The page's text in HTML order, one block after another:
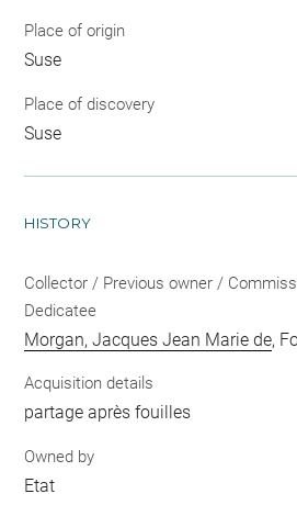
Place of origin
Suse
Place of discovery
Suse
HISTORY
Collector / Previous owner /
Dedicatee
Morgan, Jacques Jean Marie de,
Acquisition details
partage après fouilles
Owned by
Etat